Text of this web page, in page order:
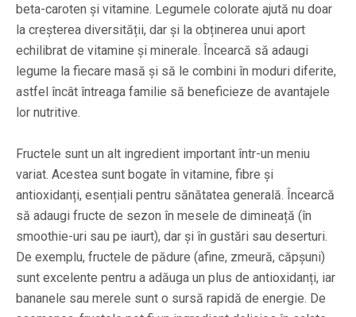
beta-caroten și vitamine. Legumele colorate ajută nu doar
la creșterea diversității, dar și la obținerea unui aport
echilibrat de vitamine și minerale. Încearcă să adaugi
legume la fiecare masă și să le combini în moduri diferite,
astfel încât întreaga familie să beneficieze de avantajele
lor nutritive.
Fructele sunt un alt ingredient important într-un meniu
variat. Acestea sunt bogate în vitamine, fibre și
antioxidanți, esențiali pentru sănătatea generală. Încearcă
să adaugi fructe de sezon în mesele de dimineață (în
smoothie-uri sau pe iaurt), dar și în gustări sau deserturi.
De exemplu, fructele de pădure (afine, zmeură, căpșuni)
sunt excelente pentru a adăuga un plus de antioxidanți, iar
bananele sau merele sunt o sursă rapidă de energie. De